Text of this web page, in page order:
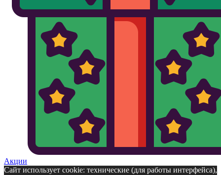
Акции
Сайт использует cookie: технические (для работы интерфейса),